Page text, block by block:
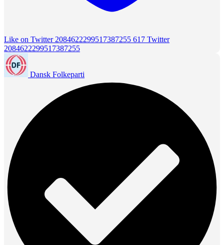
Like on Twitter 2084622299517387255 617 Twitter
2084622299517387255
Dansk Folkeparti